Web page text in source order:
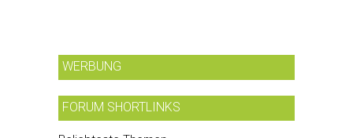
WERBUNG
FORUM SHORTLINKS